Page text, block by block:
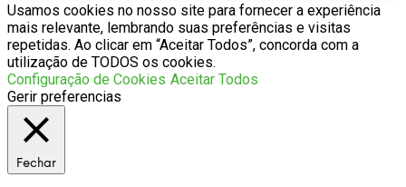
Usamos cookies no nosso site para fornecer a experiência
mais relevante, lembrando suas preferências e visitas
repetidas. Ao clicar em “Aceitar Todos”, concorda com a
utilização de TODOS os cookies.
Configuração de Cookies Aceitar Todos
Gerir preferencias
Fechar